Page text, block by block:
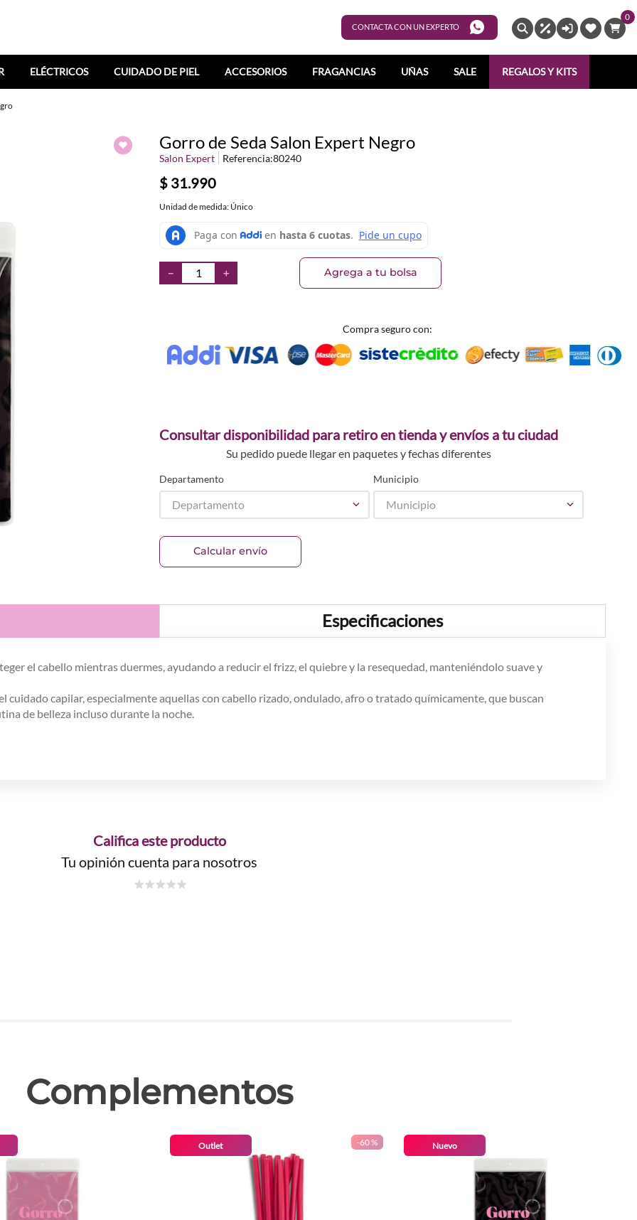
CONTACTA CON UN EXPERTO
0
ELÉCTRICOS CUIDADO DE PIEL ACCESORIOS FRAGANCIAS UÑAS SALE REGALOS Y KITS
Gorro de Seda Salon Expert Negro
Salon Expert Referencia:80240
$ 31.990
Unidad de medida: Único
＋
－ Agrega a tu bolsa
Compra seguro con:
Consultar disponibilidad para retiro en tienda y envíos a tu ciudad
Su pedido puede llegar en paquetes y fechas diferentes
Departamento
Departamento
Municipio
Municipio
Calcular envío
Especificaciones
el cabello mientras duermes, ayudando a reducir el frizz, el quiebre y la resequedad, manteniéndolo suave y
cuidado capilar, especialmente aquellas con cabello rizado, ondulado, afro o tratado químicamente, que buscan
de belleza incluso durante la noche.
Califica este producto
Tu opinión cuenta para nosotros
Complementos
Outlet -60 % Nuevo